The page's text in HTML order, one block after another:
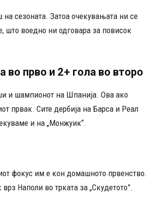
сезоната. Затоа очекувањата ни се
што воедно ни одговара за повисок
прво и 2+ гола во второ
и шампионот на Шпанија. Ова ако
првак. Сите дербија на Барса и Реал
и на „Монжуик“.
фокус им е кон домашното првенство.
Наполи во трката за „Скудетото”.